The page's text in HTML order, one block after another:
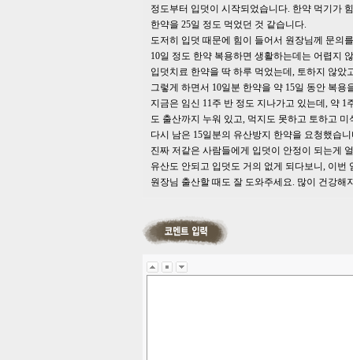
정도부터 입덧이 시작되었습니다. 한약 먹기가
한약을 25일 정도 먹었던 것 같습니다.
도저히 입덧 때문에 힘이 들어서 원장님께 문의
10일 정도 한약 복용하면 생활하는데는 어렵지
입덧치료 한약을 딱 하루 먹었는데, 토하지 않
그렇게 하면서 10일분 한약을 약 15일 동안 복용
지금은 임신 11주 반 정도 지나가고 있는데, 약
도 출산까지 누워 있고, 먹지도 못하고 토하고
다시 남은 15일분의 유산방지 한약을 요청했습
진짜 저같은 사람들에게 입덧이 안정이 되는게
유산도 안되고 입덧도 거의 없게 되다보니, 이번
원장님 출산할 때도 잘 도와주세요. 많이 건강해